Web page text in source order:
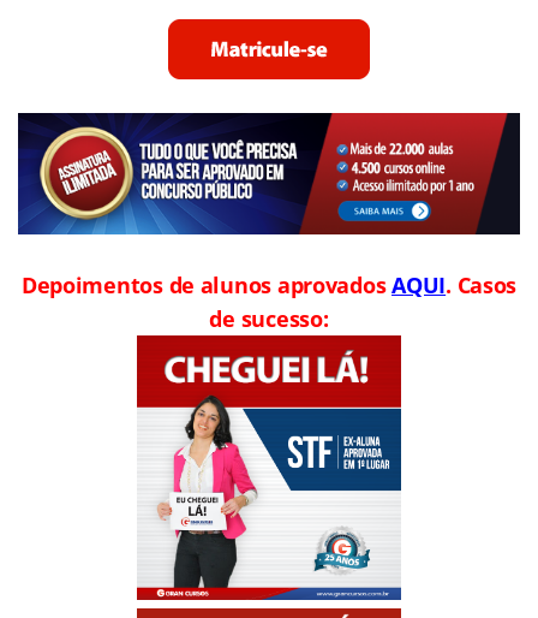
Depoimentos de alunos aprovadosAQUI. Casos
de sucesso: